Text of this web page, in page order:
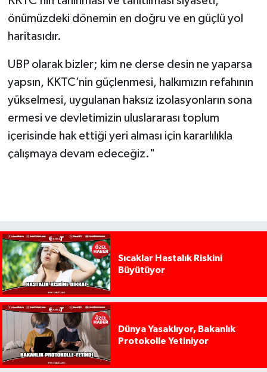
önümüzdeki dönemin en doğru ve en güçlü yol
haritasıdır.
UBP olarak bizler; kim ne derse desin ne yaparsa
yapsın, KKTC’nin güçlenmesi, halkımızın refahının
yükselmesi, uygulanan haksız izolasyonların sona
ermesi ve devletimizin uluslararası toplum
içerisinde hak ettiği yeri alması için kararlılıkla
çalışmaya devam edeceğiz."
Sıcaklar Hastalık Riskini
Büyütüyor
Dünya Yasaklıyor, Bakanlık
Protokolle Yetiniyor